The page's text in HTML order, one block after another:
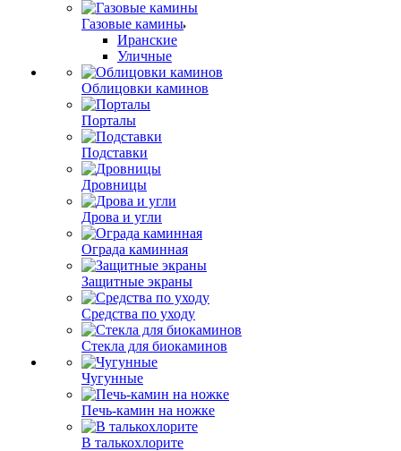
Газовые камины
Иранские
Уличные
Облицовки каминов
Порталы
Подставки
Дровницы
Дрова и угли
Ограда каминная
Защитные экраны
Средства по уходу
Стекла для биокаминов
Чугунные
Печь-камин на ножке
В талькохлорите